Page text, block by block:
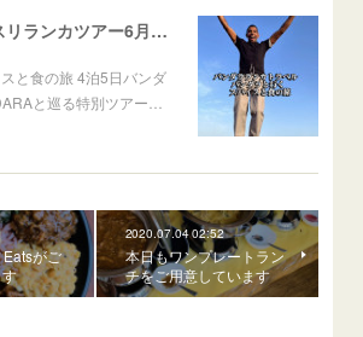
バンダラと行くスリランカツアー6月出発
と食の旅 4泊5日バンダ
と巡る特別ツアー…
がご
2020.07.04 02:52
本日もワンプレートラン
チをご用意しています